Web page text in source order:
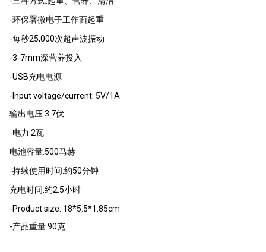
-环保署微电子工作面起重
-每秒25,000次超声波振动
-3-7mm深营养投入
-USB充电电源
-Input voltage/current: 5V/1A
输出电压:3.7伏
-电力:2瓦
电池容量:500马赫
-持续使用时间:约50分钟
充电时间:约2.5小时
-Product size: 18*5.5*1.85cm
-产品重量:90克